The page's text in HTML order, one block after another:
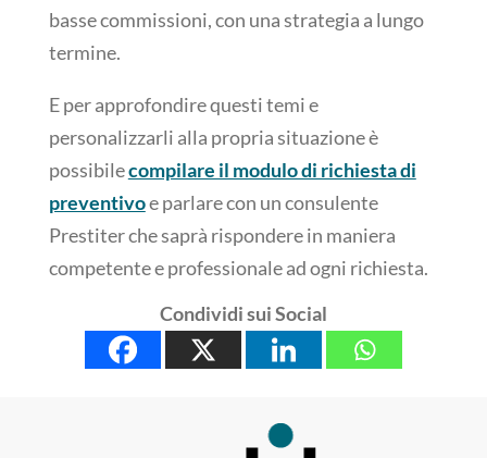
basse commissioni, con una strategia a lungo
termine.
E per approfondire questi temi e
personalizzarli alla propria situazione è
possibilecompilare il modulo di richiesta di
preventivoe parlare con un consulente
Prestiter che saprà rispondere in maniera
competente e professionale ad ogni richiesta.
Condividi sui Social